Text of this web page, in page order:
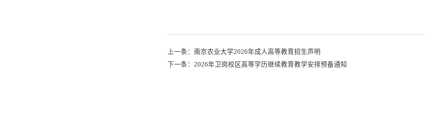
上一条： 南京农业大学2026年成人高等教育招生声明
下一条： 2026年卫岗校区高等学历继续教育教学安排预备通知